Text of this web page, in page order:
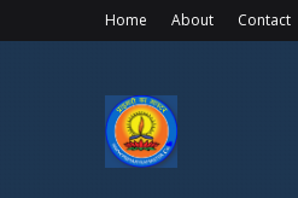
Home About Contact